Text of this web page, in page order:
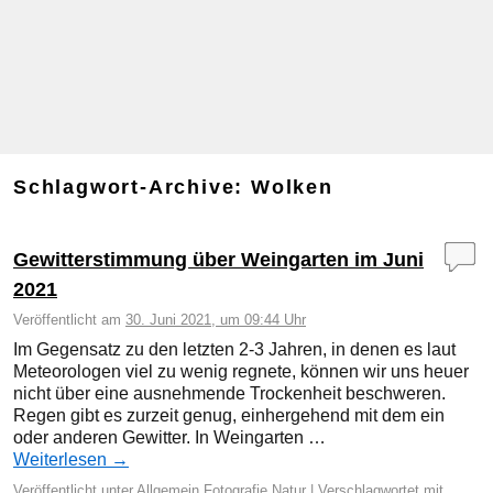
Schlagwort-Archive:Wolken
Gewitterstimmung über Weingarten im Juni
2021
Veröffentlicht am 30. Juni 2021, um 09:44 Uhr
Im Gegensatz zu den letzten 2-3 Jahren, in denen es laut
Meteorologen viel zu wenig regnete, können wir uns heuer
nicht über eine ausnehmende Trockenheit beschweren.
Regen gibt es zurzeit genug, einhergehend mit dem ein
oder anderen Gewitter. In Weingarten …
Weiterlesen →